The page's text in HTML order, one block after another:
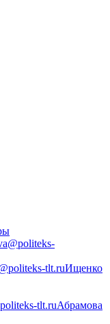
tlt.ruИщенко
tlt.ruАбрамова